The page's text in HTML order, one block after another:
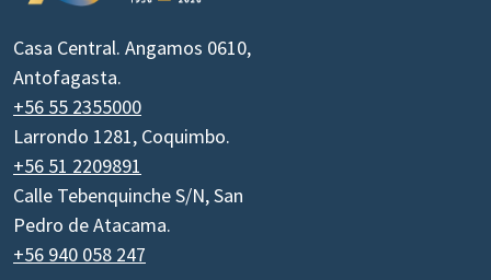
Casa Central. Angamos 0610,
Antofagasta.
+56 55 2355000
Larrondo 1281, Coquimbo.
+56 51 2209891
Calle Tebenquinche S/N, San
Pedro de Atacama.
+56 940 058 247